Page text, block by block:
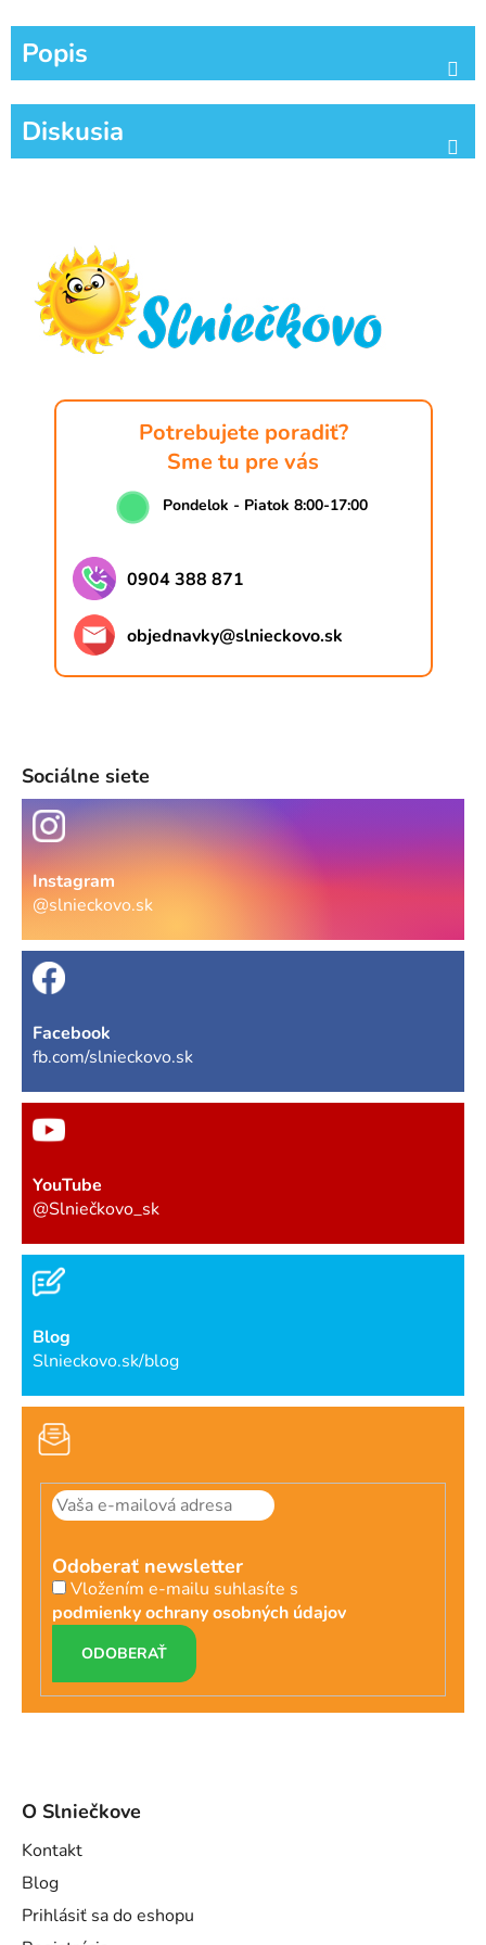
Popis
Diskusia
Potrebujete poradiť?
Sme tu pre vás
Pondelok - Piatok 8:00-17:00
0904 388 871
objednavky@slnieckovo.sk
Sociálne siete
Instagram
@slnieckovo.sk
Facebook
fb.com/slnieckovo.sk
YouTube
@Slniečkovo_sk
Blog
Slnieckovo.sk/blog
Odoberať newsletter
Vložením e-mailu suhlasíte s
podmienky ochrany osobných údajov
PRIHLÁSIŤ
SA
O Slniečkove
Kontakt
Blog
Prihlásiť sa do eshopu